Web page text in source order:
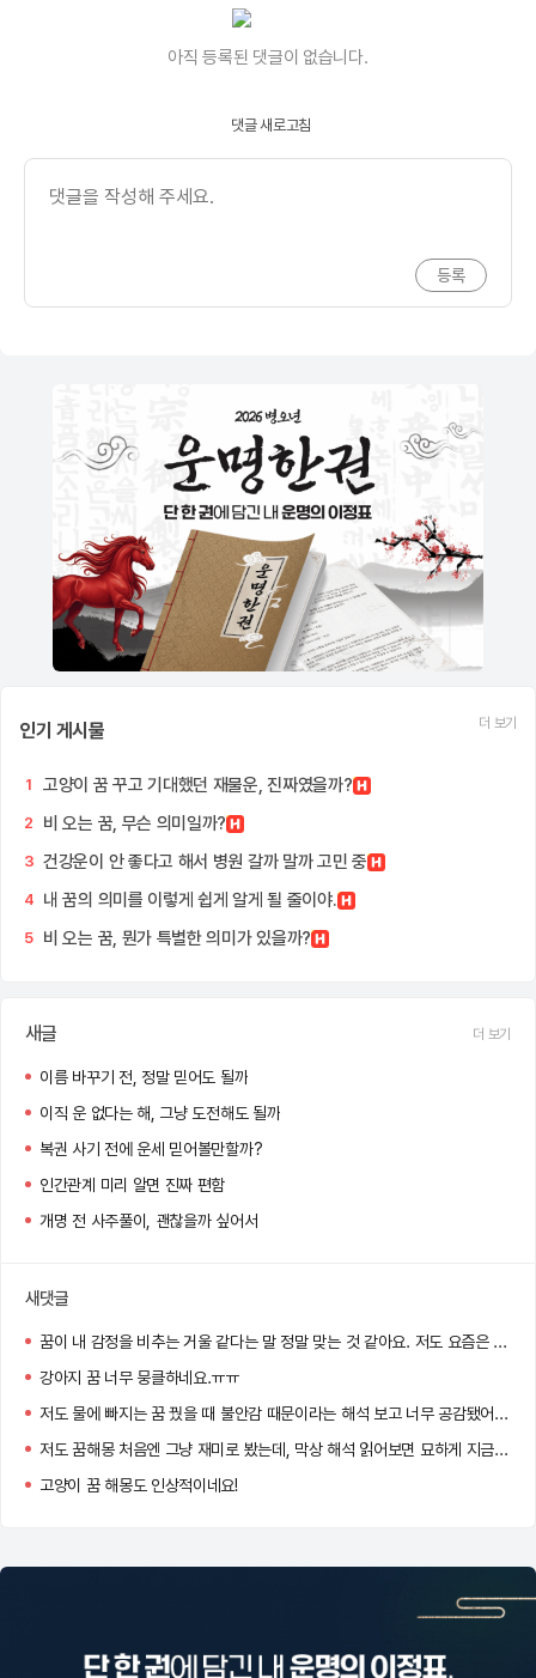
아직 등록된 댓글이 없습니다.
댓글 새로고침
인기 게시물 더 보기
1 고양이 꿈 꾸고 기대했던 재물운, 진짜였을까?
2 비 오는 꿈, 무슨 의미일까?
3 건강운이 안 좋다고 해서 병원 갈까 말까 고민 중
4 내 꿈의 의미를 이렇게 쉽게 알게 될 줄이야.
5 비 오는 꿈, 뭔가 특별한 의미가 있을까?
새글 더 보기
이름 바꾸기 전, 정말 믿어도 될까
이직 운 없다는 해, 그냥 도전해도 될까
복권 사기 전에 운세 믿어볼만할까?
인간관계 미리 알면 진짜 편함
개명 전 사주풀이, 괜찮을까 싶어서
새댓글
꿈이 내 감정을 비추는 거울 같다는 말 정말 맞는 것 같아요. 저도 요즘은 아침마다 꿈을 기록하게 됐어요 :)
강아지 꿈 너무 뭉클하네요.ㅠㅠ
저도 물에 빠지는 꿈 꿨을 때 불안감 때문이라는 해석 보고 너무 공감됐어요…
저도 꿈해몽 처음엔 그냥 재미로 봤는데, 막상 해석 읽어보면 묘하게 지금 내 상황이랑 맞아서 소름 돋더라고요!
고양이 꿈 해몽도 인상적이네요!